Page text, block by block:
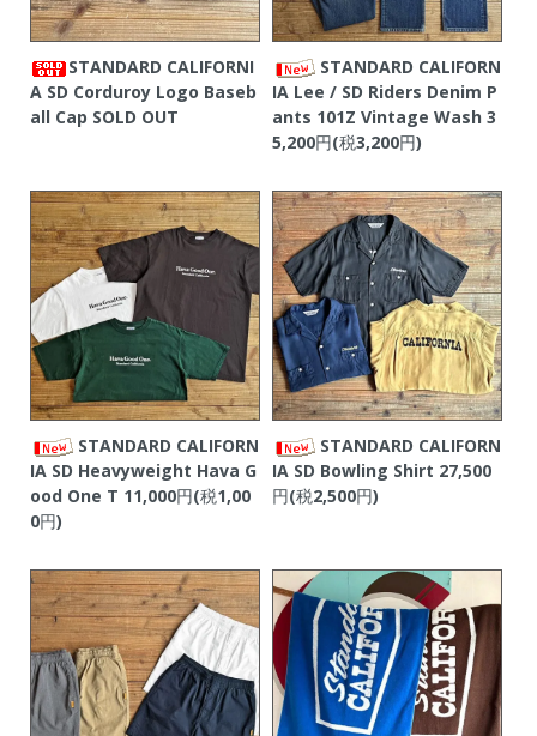
STANDARD CALIFORNI
A SD Corduroy Logo Baseb
all Cap SOLD OUT
STANDARD CALIFORN
IA Lee / SD Riders Denim P
ants 101Z Vintage Wash 3
5,200円(税3,200円)
STANDARD CALIFORN
IA SD Heavyweight Hava G
ood One T 11,000円(税1,00
0円)
STANDARD CALIFORN
IA SD Bowling Shirt 27,500
円(税2,500円)